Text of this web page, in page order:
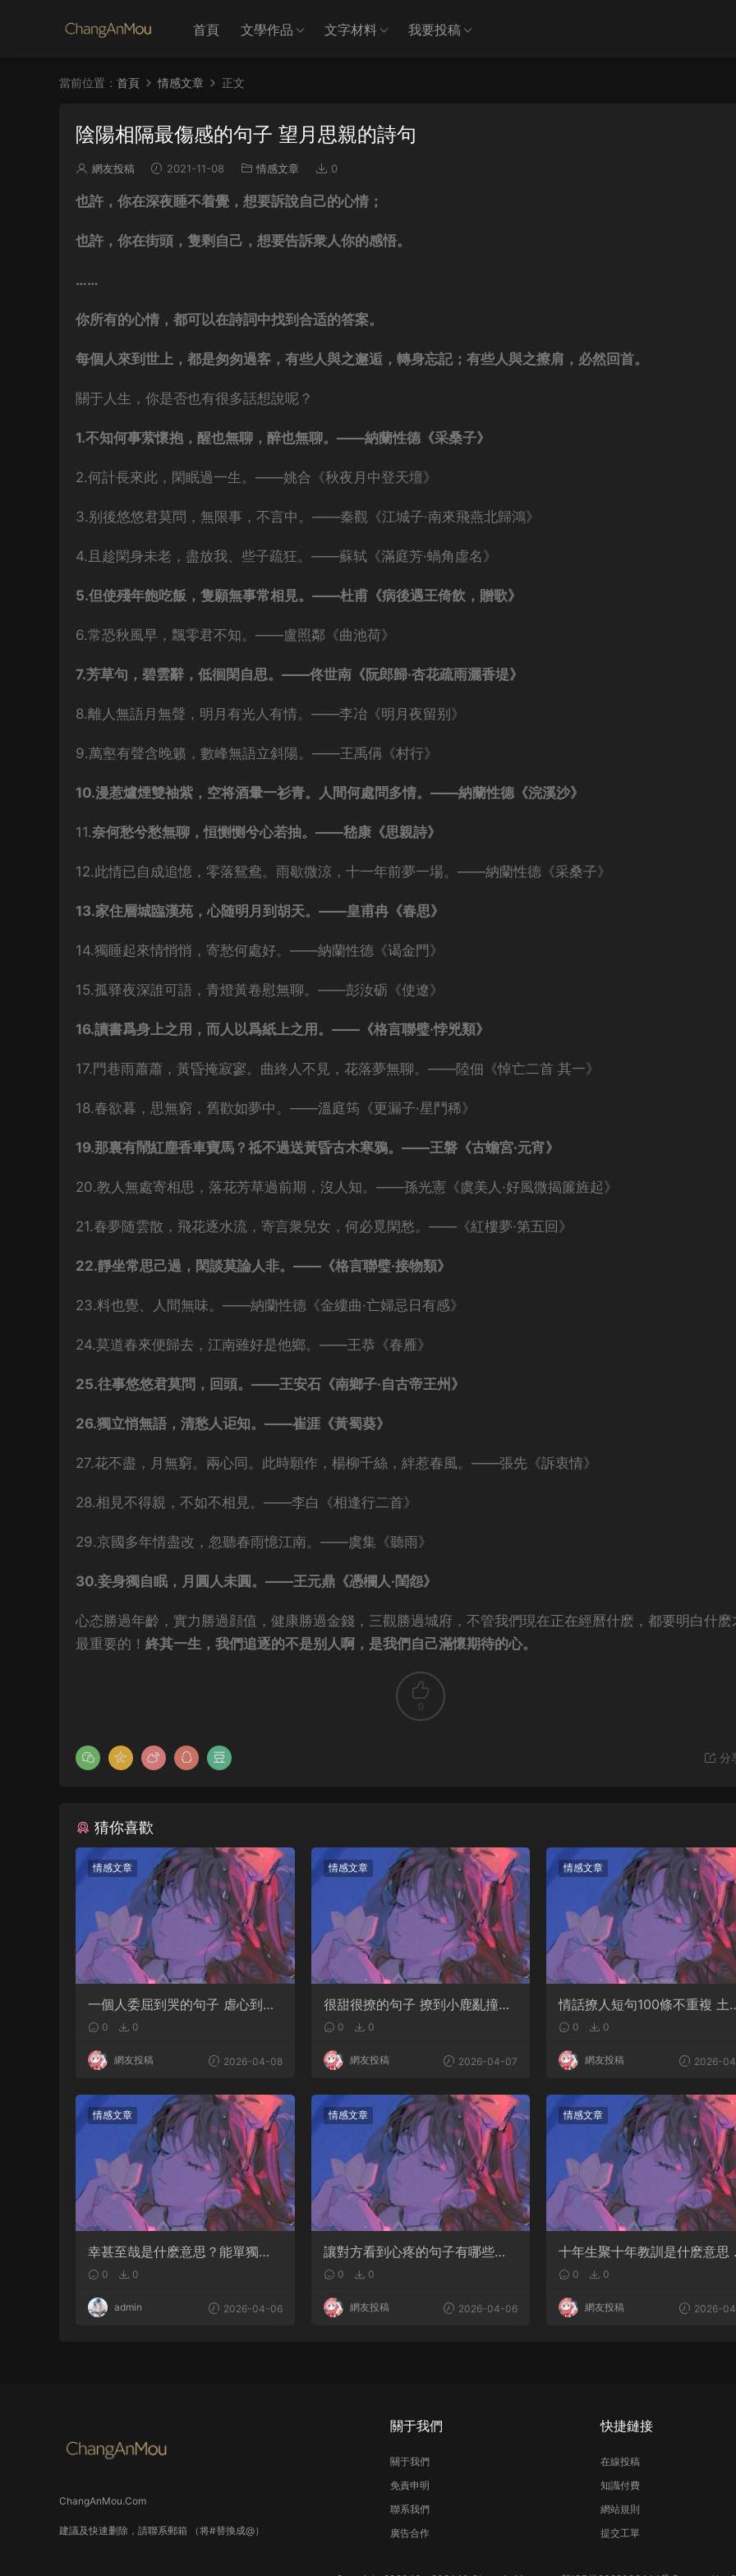
首頁 文學作品 文字材料 我要投稿
當前位置： 首頁 情感文章 正文
陰陽相隔最傷感的句子 望月思親的詩句
網友投稿 2021-11-08 情感文章 0
也許，你在深夜睡不着覺，想要訴說自己的心情；
也許，你在街頭，隻剩自己，想要告訴衆人你的感悟。
……
你所有的心情，都可以在詩詞中找到合适的答案。
每個人來到世上，都是匆匆過客，有些人與之邂逅，轉身忘記；有些人與之擦肩，必然回首。
關于人生，你是否也有很多話想說呢？
1.不知何事萦懷抱，醒也無聊，醉也無聊。——納蘭性德《采桑子》
2.何計長來此，閑眠過一生。——姚合《秋夜月中登天壇》
3.别後悠悠君莫問，無限事，不言中。——秦觀《江城子·南來飛燕北歸鴻》
4.且趁閑身未老，盡放我、些子疏狂。——蘇轼《滿庭芳·蝸角虛名》
5.但使殘年飽吃飯，隻願無事常相見。——杜甫《病後遇王倚飲，贈歌》
6.常恐秋風早，飄零君不知。——盧照鄰《曲池荷》
7.芳草句，碧雲辭，低徊閑自思。——佟世南《阮郎歸·杏花疏雨灑香堤》
8.離人無語月無聲，明月有光人有情。——李冶《明月夜留别》
9.萬壑有聲含晚籁，數峰無語立斜陽。——王禹偁《村行》
10.漫惹爐煙雙袖紫，空将酒暈一衫青。人間何處問多情。——納蘭性德《浣溪沙》
11.奈何愁兮愁無聊，恒恻恻兮心若抽。——嵇康《思親詩》
12.此情已自成追憶，零落鴛鴦。雨歇微涼，十一年前夢一場。——納蘭性德《采桑子》
13.家住層城臨漢苑，心随明月到胡天。——皇甫冉《春思》
14.獨睡起來情悄悄，寄愁何處好。——納蘭性德《谒金門》
15.孤驿夜深誰可語，青燈黃卷慰無聊。——彭汝砺《使遼》
16.讀書爲身上之用，而人以爲紙上之用。——《格言聯璧·悖兇類》
17.門巷雨蕭蕭，黃昏掩寂寥。曲終人不見，花落夢無聊。——陸佃《悼亡二首 其一》
18.春欲暮，思無窮，舊歡如夢中。——溫庭筠《更漏子·星鬥稀》
19.那裏有鬧紅塵香車寶馬？祗不過送黃昏古木寒鴉。——王磐《古蟾宮·元宵》
20.教人無處寄相思，落花芳草過前期，沒人知。——孫光憲《虞美人·好風微揭簾旌起》
21.春夢随雲散，飛花逐水流，寄言衆兒女，何必覓閑愁。——《紅樓夢·第五回》
22.靜坐常思己過，閑談莫論人非。——《格言聯璧·接物類》
23.料也覺、人間無味。——納蘭性德《金縷曲·亡婦忌日有感》
24.莫道春來便歸去，江南雖好是他鄉。——王恭《春雁》
25.往事悠悠君莫問，回頭。——王安石《南鄉子·自古帝王州》
26.獨立悄無語，清愁人讵知。——崔涯《黃蜀葵》
27.花不盡，月無窮。兩心同。此時願作，楊柳千絲，絆惹春風。——張先《訴衷情》
28.相見不得親，不如不相見。——李白《相逢行二首》
29.京國多年情盡改，忽聽春雨憶江南。——虞集《聽雨》
30.妾身獨自眠，月圓人未圓。——王元鼎《憑欄人·閨怨》
心态勝過年齡，實力勝過顔值，健康勝過金錢，三觀勝過城府，不管我們現在正在經曆什麽，都要明白什麽
最重要的！ 終其一生，我們追逐的不是别人啊，是我們自己滿懷期待的心。
0
分
猜你喜歡
情感文章
一個人委屈到哭的句子 虐心到讓
人流淚的文案
0 0
網友投稿 2026-04-08
情感文章
很甜很撩的句子 撩到小鹿亂撞腿
軟的文案
0 0
網友投稿 2026-04-07
情感文章
情話撩人短句100條不重複 土
情話撩人長句
0 0
網友投稿 2026-
情感文章
幸甚至哉是什麽意思？能單獨用
嗎 0 0
admin 2026-04-06
情感文章
讓對方看到心疼的句子有哪些？
句句都是淚點
0 0
網友投稿 2026-04-06
情感文章
十年生聚十年教訓是什麽意思
語典故出自哪裏
0 0
網友投稿 2026-
ChangAnMou.Com
建議及快速删除，請聯系郵箱 （将#替換成@）
關于我們
關于我們
免責申明
聯系我們
廣告合作
快捷鏈接
在線投稿
知識付費
網站規則
提交工單